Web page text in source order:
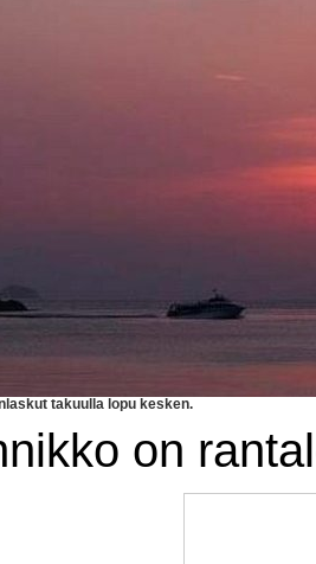
takuulla lopu kesken.
on